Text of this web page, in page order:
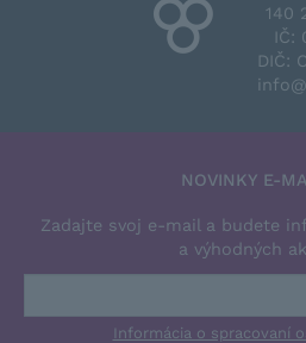
140
IČ:
DIČ:
NOVINKY E-
Zadajte svoj e-mail a budete
a výhodných
Informácia o spracovaní